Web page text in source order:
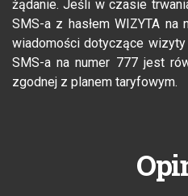
żądanie. Jeśli w czasie
SMS-a z hasłem WIZYTA
wiadomości dotyczące wizyty
SMS-a na numer 777 jest
zgodnej z planem taryfowym.